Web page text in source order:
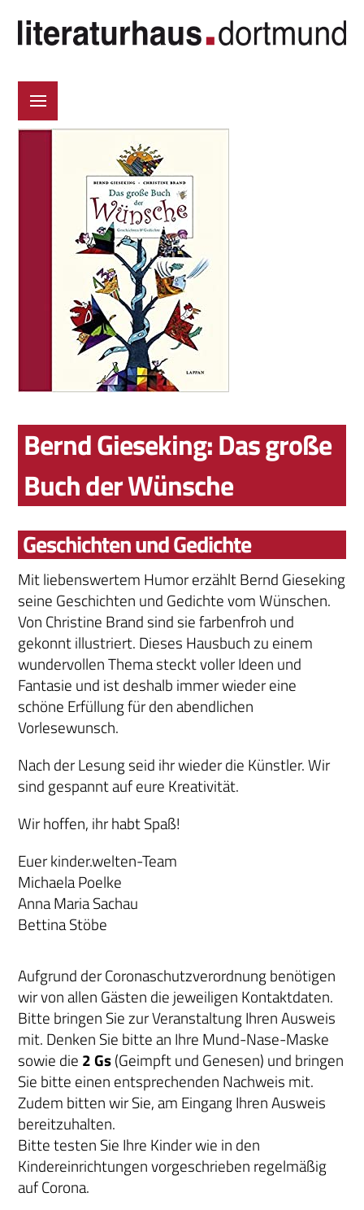
Bernd Gieseking: Das große
Buch der Wünsche
Geschichten und Gedichte
Mit liebenswertem Humor erzählt Bernd Gieseking
seine Geschichten und Gedichte vom Wünschen.
Von Christine Brand sind sie farbenfroh und
gekonnt illustriert. Dieses Hausbuch zu einem
wundervollen Thema steckt voller Ideen und
Fantasie und ist deshalb immer wieder eine
schöne Erfüllung für den abendlichen
Vorlesewunsch.
Nach der Lesung seid ihr wieder die Künstler. Wir
sind gespannt auf eure Kreativität.
Wir hoffen, ihr habt Spaß!
Euer kinder.welten-Team
Michaela Poelke
Anna Maria Sachau
Bettina Stöbe
Aufgrund der Coronaschutzverordnung benötigen
wir von allen Gästen die jeweiligen Kontaktdaten.
Bitte bringen Sie zur Veranstaltung Ihren Ausweis
mit. Denken Sie bitte an Ihre Mund-Nase-Maske
sowie die 2 Gs(Geimpft und Genesen) und bringen
Sie bitte einen entsprechenden Nachweis mit.
Zudem bitten wir Sie, am Eingang Ihren Ausweis
bereitzuhalten.
Bitte testen Sie Ihre Kinder wie in den
Kindereinrichtungen vorgeschrieben regelmäßig
auf Corona.